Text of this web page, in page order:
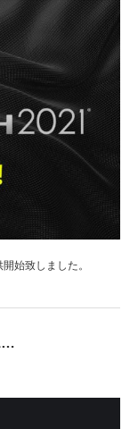
始致しました。